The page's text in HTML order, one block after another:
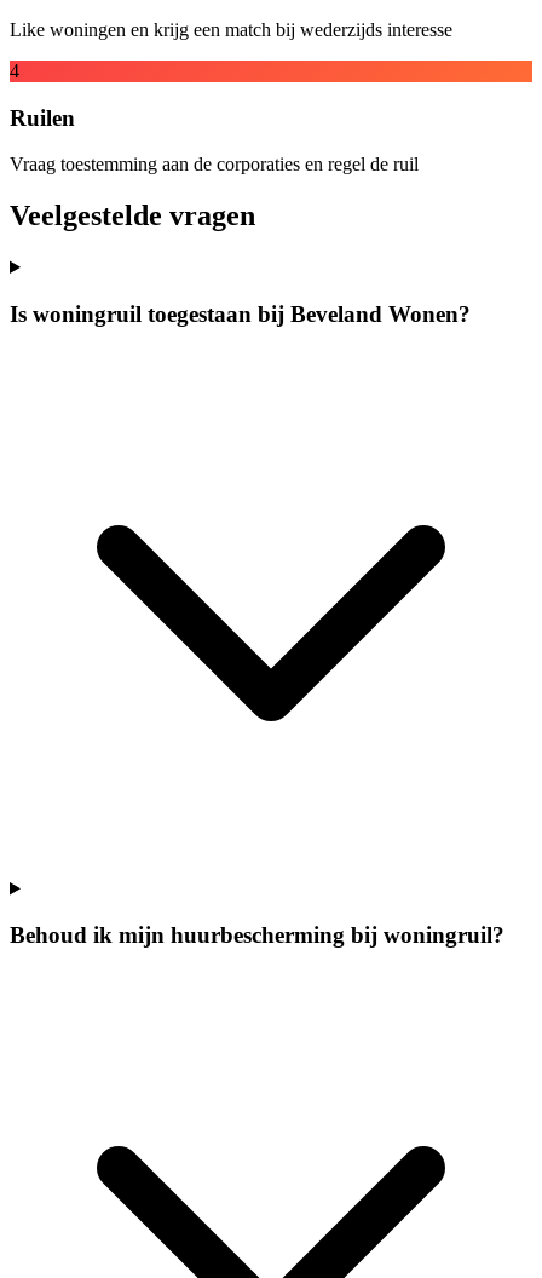
Like woningen en krijg een match bij wederzijds interesse
4
Ruilen
Vraag toestemming aan de corporaties en regel de ruil
Veelgestelde vragen
Is woningruil toegestaan bij Beveland Wonen?
Behoud ik mijn huurbescherming bij woningruil?